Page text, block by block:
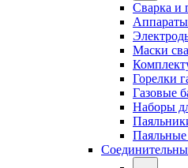
Сварка и
Маски
Горелки
Газовые
Наборы
Паяльные